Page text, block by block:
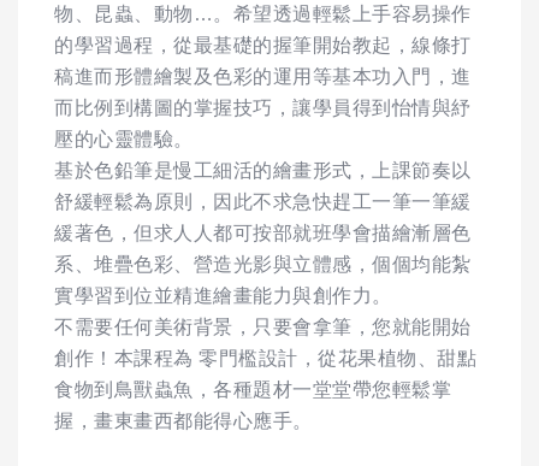
物、昆蟲、動物…。希望透過輕鬆上手容易操作
的學習過程，從最基礎的握筆開始教起，線條打
稿進而形體繪製及色彩的運用等基本功入門，進
而比例到構圖的掌握技巧，讓學員得到怡情與紓
壓的心靈體驗。
基於色鉛筆是慢工細活的繪畫形式，上課節奏以
舒緩輕鬆為原則，因此不求急快趕工一筆一筆緩
緩著色，但求人人都可按部就班學會描繪漸層色
系、堆疊色彩、營造光影與立體感，個個均能紮
實學習到位並精進繪畫能力與創作力。
不需要任何美術背景，只要會拿筆，您就能開始
創作！本課程為 零門檻設計，從花果植物、甜點
食物到鳥獸蟲魚，各種題材一堂堂帶您輕鬆掌
握，畫東畫西都能得心應手。